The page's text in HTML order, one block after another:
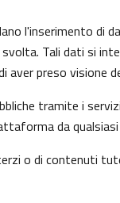
l'inserimento di
Tali dati si
preso visione
tramite i
da
o di contenuti